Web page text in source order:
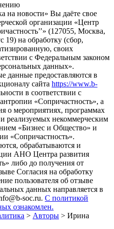
на новости» Вы даёте свое
организации «Центр
(127055, Москва,
19) на обработку (сбор,
своих
с Федеральным законом
данных».
данные предоставляются в
сайта https://www.b-
в соответствии с
«Сопричастность», а
о мероприятиях, программах
реализуемых некоммерческим
«Бизнес и Общество» и
«Сопричастность».
обрабатываются и
АНО Центра развития
либо до получения от
Согласия на обработку
пользователя об отзыве
данных направляется в
soc.ru. С политикой
ознакомлен.
> Авторы > Ирина